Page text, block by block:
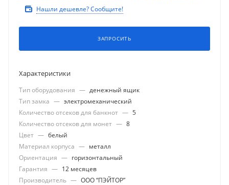
Нашли дешевле? Сообщите!
ЗАПРОСИТЬ
Характеристики
Тип оборудования — денежный ящик
Тип замка — электромеханический
Количество отсеков для банкнот — 5
Количество отсеков для монет — 8
Цвет — белый
Материал корпуса — металл
Ориентация — горизонтальный
Гарантия — 12 месяцев
Производитель — ООО “ПЭЙТОР”